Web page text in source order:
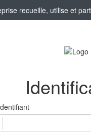
recueille, utilise et